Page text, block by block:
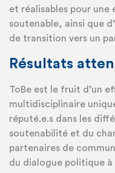
et réalisables pour
soutenable, ainsi que
de transition vers un
Résultats
ToBe est le fruit d’un
multidisciplinaire
réputé.e.s dans les
soutenabilité et du
partenaires de
du dialogue politique